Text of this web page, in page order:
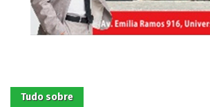
Tudo sobre